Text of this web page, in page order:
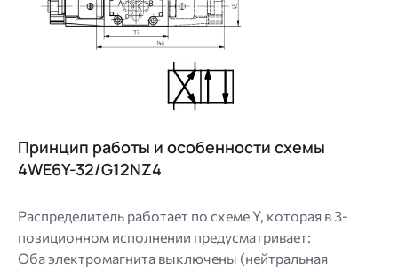
Image
Принцип работы и особенности схемы
4WE6Y-32/G12NZ4
Распределитель работает по схеме Y, которая в 3-
позиционном исполнении предусматривает:
Оба электромагнита выключены (нейтральная